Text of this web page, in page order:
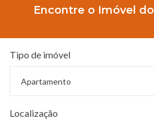
Encontre o Imóvel
Tipo de imóvel
Apartamento
Localização